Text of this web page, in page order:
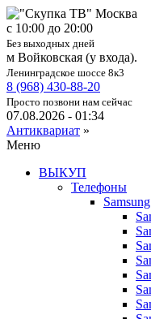
c 10:00 до 20:00
Без выходных дней
м Войковская (у входа).
Ленинградское шоссе 8к3
8 (968) 430-88-20
Просто позвони нам сейчас
07.08.2026 - 01:34
Антиквариат »
Меню
ВЫКУП
Телефоны
Samsung